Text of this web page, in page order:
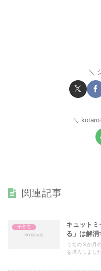
関連記事
子育て
キュット
る」は解消
うちの３か月
を購入しまし